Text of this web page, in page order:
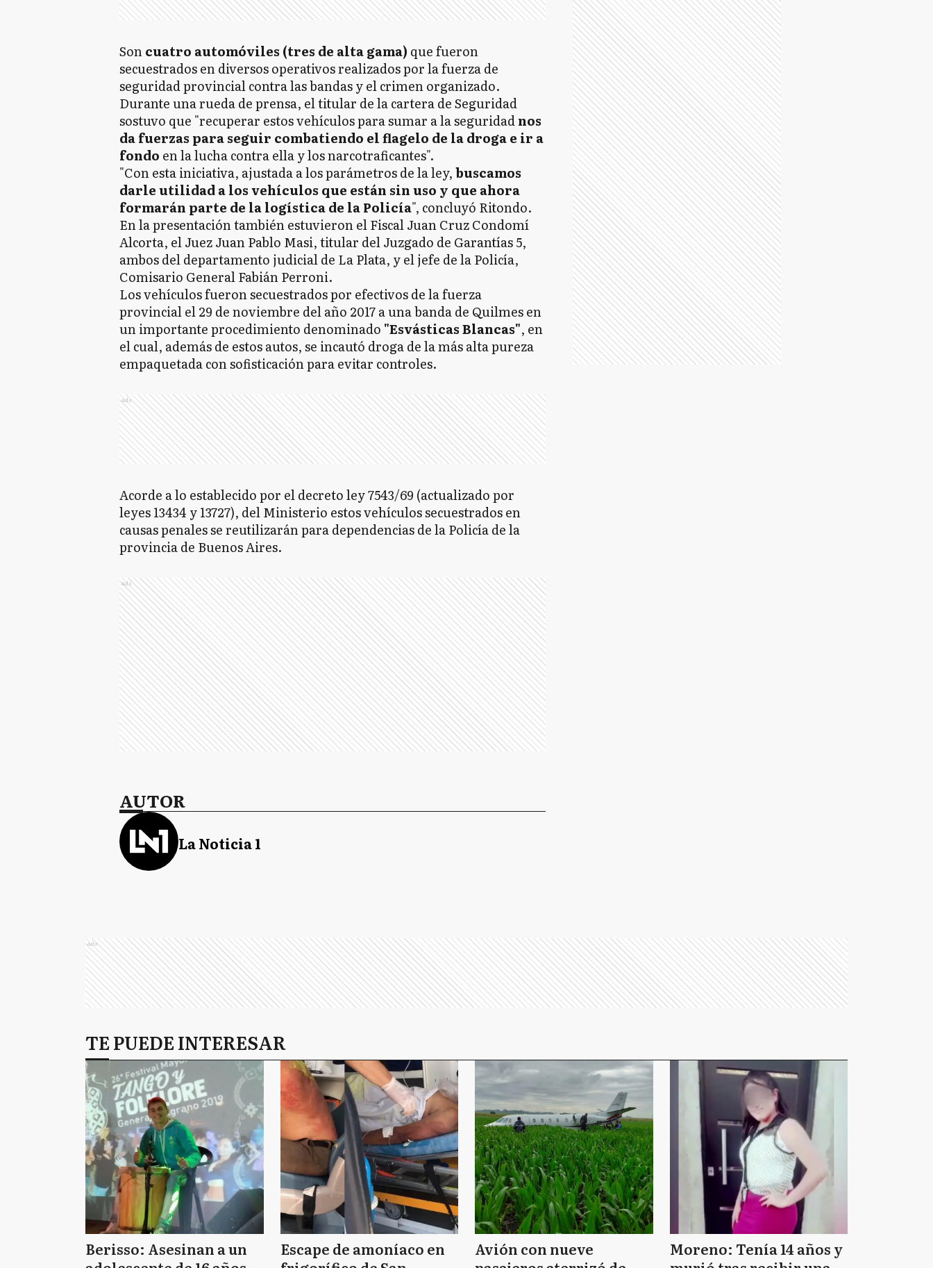
Soncuatro automóviles (tres de alta gama) que fueron
secuestrados en diversos operativos realizados por la fuerza de
seguridad provincial contra las bandas y el crimen organizado.
Durante una rueda de prensa, el titular de la cartera de Seguridad
sostuvo que "recuperar estos vehículos para sumar a la seguridadnos
da fuerzas para seguir combatiendo el flagelo de la droga e ir a
fondo en la lucha contra ella y los narcotraficantes".
"Con esta iniciativa, ajustada a los parámetros de la ley,buscamos
darle utilidad a los vehículos que están sin uso y que ahora
formarán parte de la logística de la Policía", concluyó Ritondo.
En la presentación también estuvieron el Fiscal Juan Cruz Condomí
Alcorta, el Juez Juan Pablo Masi, titular del Juzgado de Garantías 5,
ambos del departamento judicial de La Plata, y el jefe de la Policía,
Comisario General Fabián Perroni.
Los vehículos fueron secuestrados por efectivos de la fuerza
provincial el 29 de noviembre del año 2017 a una banda de Quilmes en
un importante procedimiento denominado "Esvásticas Blancas", en
el cual, además de estos autos, se incautó droga de la más alta pureza
empaquetada con sofisticación para evitar controles.
Ads
Acorde a lo establecido por el decreto ley 7543/69 (actualizado por
leyes 13434 y 13727), del Ministerio estos vehículos secuestrados en
causas penales se reutilizarán para dependencias de la Policía de la
provincia de Buenos Aires.
Ads
AUTOR
La Noticia 1
Ads
TE PUEDE INTERESAR
Berisso: Asesinan a un
Escape de amoníaco en
Avión con nueve
Moreno: Tenía 14 años y